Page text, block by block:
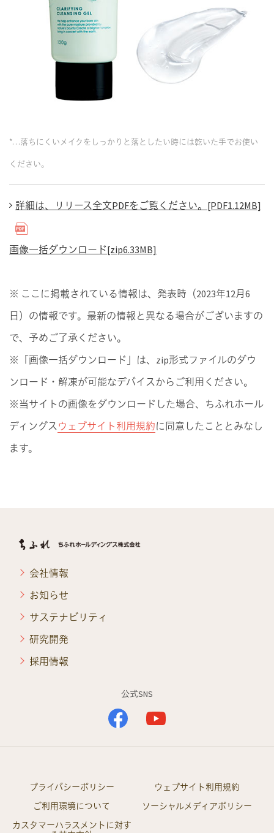
*…落ちにくいメイクをしっかりと落としたい時には乾いた手でお使い
ください。
詳細は、リリース全文PDFをご覧ください。[PDF1.12MB]
画像一括ダウンロード[zip6.33MB]
※ ここに掲載されている情報は、発表時（2023年12月6
日）の情報です。最新の情報と異なる場合がございますの
で、予めご了承ください。
※「画像一括ダウンロード」は、zip形式ファイルのダウ
ンロード・解凍が可能なデバイスからご利用ください。
※当サイトの画像をダウンロードした場合、ちふれホール
ディングスウェブサイト利用規約に同意したこととみなし
ます。
会社情報
お知らせ
サステナビリティ
研究開発
採用情報
公式SNS
プライバシーポリシー
ウェブサイト利用規約
ご利用環境について
ソーシャルメディアポリシー
カスタマーハラスメントに対す